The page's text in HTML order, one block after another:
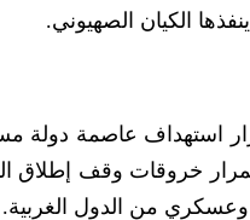
الكيان الصهيوني.
استهداف عاصمة دولة
خروقات وقف إطلاق
من الدول الغربية.